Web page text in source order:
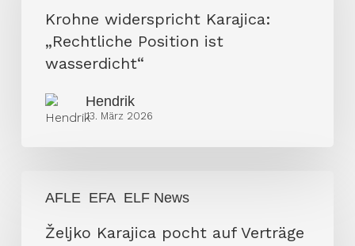
„Rechtliche
Position
Krohne widerspricht Karajica:
„Rechtliche Position ist
wasserdicht“
Hendrik
13. März 2026
AFLE EFA ELF News
Karajica
pochtŽeljko Karajica pocht auf Verträge